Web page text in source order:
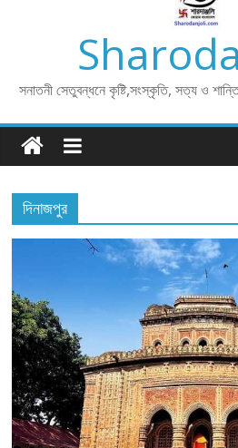
গীতা ফান্ডে ৫,০০১ টাকা অনুদান প্রদানের জন্য শ্রী
গীতা ফান্ডে ৫,০০০ টাকা অনুদান প্রদানের জন্য শ্রী
সনাতনী সেতুবন্ধনে কৃষ্টি,সংস্কৃতি, সত্য ও
দিনাজপুর